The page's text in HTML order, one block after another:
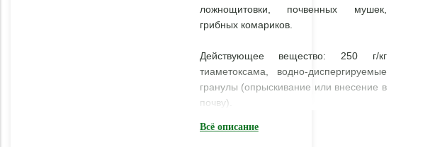
ложнощитовки, почвенных мушек,
грибных комариков.
Действующее вещество: 250 г/кг
тиаметоксама, водно-диспергируемые
гранулы (опрыскивание или внесение в
почву).
Всё описание